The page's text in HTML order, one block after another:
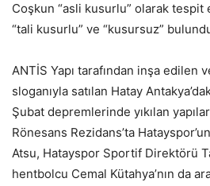
Coşkun “asli kusurlu” olarak tespit
“tali kusurlu” ve “kusursuz”
ANTİS Yapı tarafından inşa edilen
sloganıyla satılan Hatay
Şubat depremlerinde yıkılan
Rönesans Rezidans’ta
Atsu, Hatayspor Sportif Direktörü
hentbolcu Cemal Kütahya’nın da